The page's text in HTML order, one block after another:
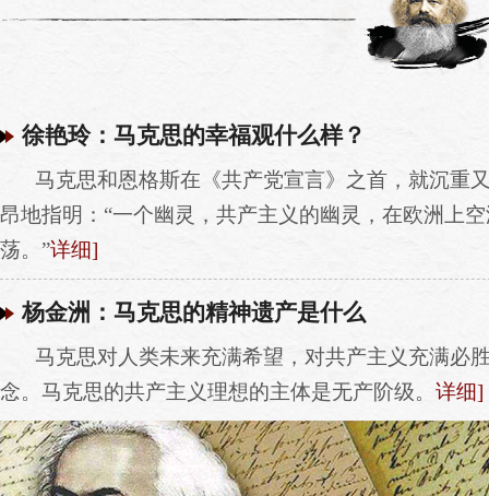
徐艳玲：马克思的幸福观什么样？
马克思和恩格斯在《共产党宣言》之首，就沉重
昂地指明：“一个幽灵，共产主义的幽灵，在欧洲上
荡。”详细]
杨金洲：马克思的精神遗产是什么
马克思对人类未来充满希望，对共产主义充满必
念。马克思的共产主义理想的主体是无产阶级。 详细]